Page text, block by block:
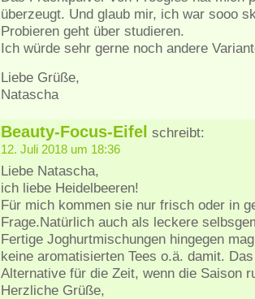
überzeugt. Und glaub mir, ich war sooo
Probieren geht über studieren.
Ich würde sehr gerne noch andere
Liebe Grüße,
Natascha
Beauty-Focus-Eifel schreibt:
12. Juli 2018 um 18:36
Liebe Natascha,
ich liebe Heidelbeeren!
Für mich kommen sie nur frisch oder in
Frage.Natürlich auch als leckere
Fertige Joghurtmischungen hingegen
keine aromatisierten Tees o.ä. damit.
Alternative für die Zeit, wenn die Saison
Herzliche Grüße,